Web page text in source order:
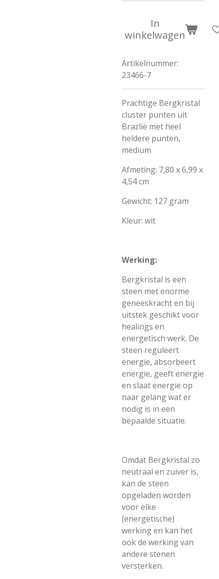
In
winkelwagen
Artikelnummer:
23466-7
Prachtige Bergkristal
cluster punten uit
Brazlië met heel
heldere punten,
medium
Afmeting: 7,80 x 6,99 x
4,54 cm
Gewicht: 127 gram
Kleur: wit
Werking:
Bergkristal is een
steen met enorme
geneeskracht en bij
uitstek geschikt voor
healings en
energetisch werk. De
steen reguleert
energie, absorbeert
energie, geeft energie
en slaat energie op
naar gelang wat er
nodig is in een
bepaalde situatie.
Omdat Bergkristal zo
neutraal en zuiver is,
kan de steen
opgeladen worden
voor elke
(energetische)
werking en kan het
ook de werking van
andere stenen
versterken.